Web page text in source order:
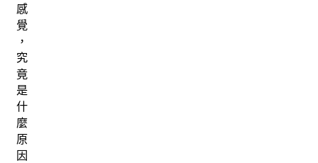
感
覺
，
究
竟
是
什
麼
原
因